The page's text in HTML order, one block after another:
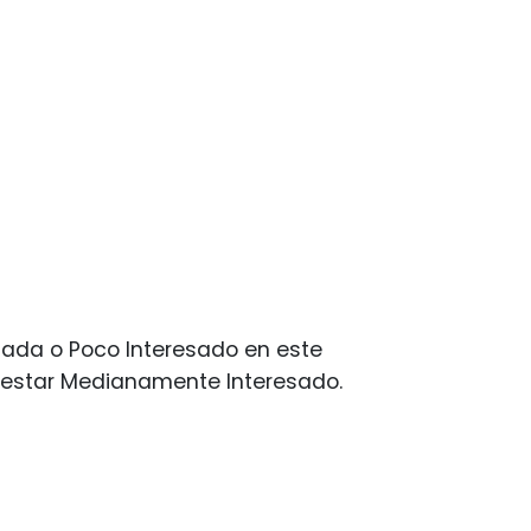
o Poco Interesado en este
Medianamente Interesado.